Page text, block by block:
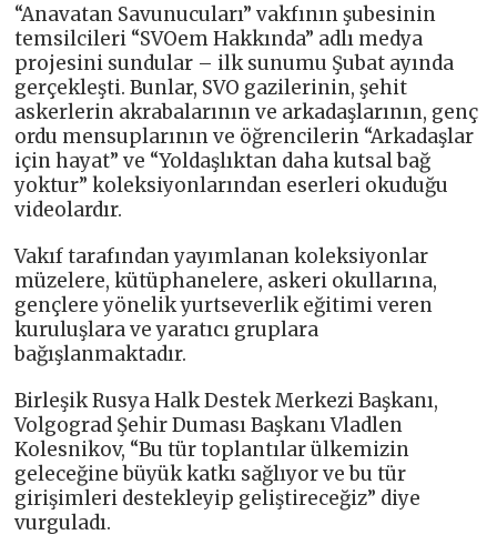
“Anavatan Savunucuları” vakfının şubesinin
temsilcileri “SVOem Hakkında” adlı medya
projesini sundular – ilk sunumu Şubat ayında
gerçekleşti. Bunlar, SVO gazilerinin, şehit
askerlerin akrabalarının ve arkadaşlarının, genç
ordu mensuplarının ve öğrencilerin “Arkadaşlar
için hayat” ve “Yoldaşlıktan daha kutsal bağ
yoktur” koleksiyonlarından eserleri okuduğu
videolardır.
Vakıf tarafından yayımlanan koleksiyonlar
müzelere, kütüphanelere, askeri okullarına,
gençlere yönelik yurtseverlik eğitimi veren
kuruluşlara ve yaratıcı gruplara
bağışlanmaktadır.
Birleşik Rusya Halk Destek Merkezi Başkanı,
Volgograd Şehir Duması Başkanı Vladlen
Kolesnikov, “Bu tür toplantılar ülkemizin
geleceğine büyük katkı sağlıyor ve bu tür
girişimleri destekleyip geliştireceğiz” diye
vurguladı.